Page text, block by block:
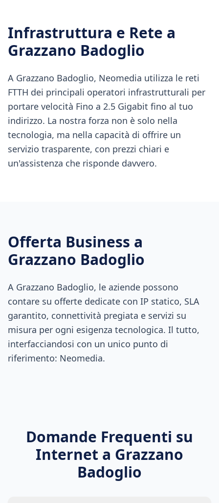
Infrastruttura e Rete a
Grazzano Badoglio
A Grazzano Badoglio, Neomedia utilizza le reti
FTTH dei principali operatori infrastrutturali per
portare velocità Fino a 2.5 Gigabit fino al tuo
indirizzo. La nostra forza non è solo nella
tecnologia, ma nella capacità di offrire un
servizio trasparente, con prezzi chiari e
un'assistenza che risponde davvero.
Offerta Business a
Grazzano Badoglio
A Grazzano Badoglio, le aziende possono
contare su offerte dedicate con IP statico, SLA
garantito, connettività pregiata e servizi su
misura per ogni esigenza tecnologica. Il tutto,
interfacciandosi con un unico punto di
riferimento: Neomedia.
Domande Frequenti su
Internet a Grazzano
Badoglio